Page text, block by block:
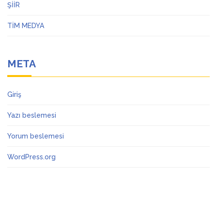
ŞİİR
TİM MEDYA
META
Giriş
Yazı beslemesi
Yorum beslemesi
WordPress.org